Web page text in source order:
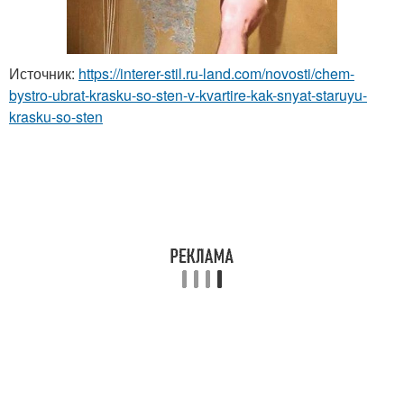
Источник: https://interer-stil.ru-land.com/novosti/chem-
bystro-ubrat-krasku-so-sten-v-kvartire-kak-snyat-staruyu-
krasku-so-sten